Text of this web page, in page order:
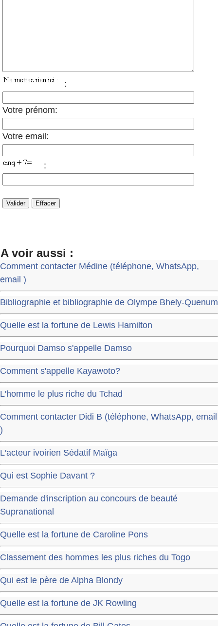
:
Votre prénom:
Votre email:
:
A voir aussi :
Comment contacter Médine (téléphone, WhatsApp,
email )
Bibliographie et bibliographie de Olympe Bhely-Quenum
Quelle est la fortune de Lewis Hamilton
Pourquoi Damso s'appelle Damso
Comment s'appelle Kayawoto?
L'homme le plus riche du Tchad
Comment contacter Didi B (téléphone, WhatsApp, email
)
L'acteur ivoirien Sédatif Maïga
Qui est Sophie Davant ?
Demande d'inscription au concours de beauté
Supranational
Quelle est la fortune de Caroline Pons
Classement des hommes les plus riches du Togo
Qui est le père de Alpha Blondy
Quelle est la fortune de JK Rowling